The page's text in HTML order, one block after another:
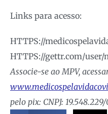
Links para acesso:
HTTPS://
HTTPS://gettr.com/user/
Associe-se ao MPV,
pelo pix: CNPJ: